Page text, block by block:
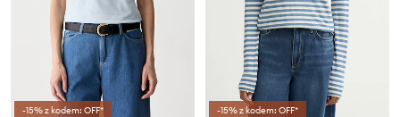
-15% z kodem: OFF* -15% z kodem: OFF*